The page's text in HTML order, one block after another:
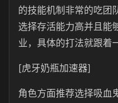
的技能机制非常的吃团
选择存活能力高并且能
业，具体的打法就跟着
[虎牙奶瓶加速器]
角色方面推荐选择吸血